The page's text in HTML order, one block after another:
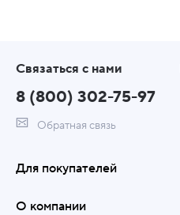
Связаться с нами
8 (800) 302-75-97
Обратная связь
Для покупателей
О компании